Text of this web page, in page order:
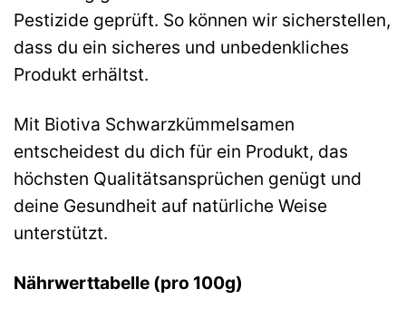
Pestizide geprüft. So können wir sicherstellen,
dass du ein sicheres und unbedenkliches
Produkt erhältst.
Mit Biotiva Schwarzkümmelsamen
entscheidest du dich für ein Produkt, das
höchsten Qualitätsansprüchen genügt und
deine Gesundheit auf natürliche Weise
unterstützt.
Nährwerttabelle (pro 100g)